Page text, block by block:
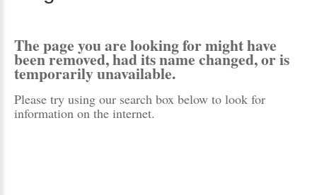
The page you are looking for might have
been removed, had its name changed, or is
temporarily unavailable.
Please try using our search box below to look for
information on the internet.